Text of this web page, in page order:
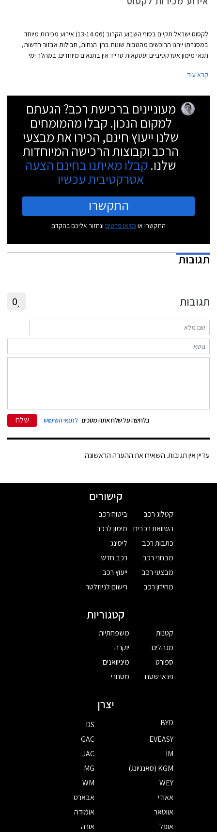
לקסוס ישראל תקיים בסוף השבוע הקרוב (13-14.06) אירוע מכירות מיוחד
במסגרתו ייהנו הרוכשים מהטבות שונות בהן: הנחות, חבילות אבזור חדשות,
תנאי מימון אטרקטיביים ועסקאות טרייד אין בתנאים מיוחדים. במהלך ימי
מתערוכת המיחזור "אישפח" של האמן רונן וסרמן. המבצע יתקיים באולמות
9:00 ויום ו' 15:00 - 8:30.
קרא עוד
מעוניינים ברכישת רכב? הגעתם
למקום הנכון. קבלו מהמומחים
שלנו ייעוץ חינם, הכירו את מבצעי
הרכב וקבוצות הרכישה המיוחדות
שלנו. קבלו מאיתנו בחינם הצעה
אטרקטיבית עכשיו
התקשרו
התקשרו או מלאו פרטים ונחזור אליכם בהקדם
תגובות
תגובות 0
בלחיצה על שלח אתה מסכים לתנאי השימוש שלח
עדיין אין תגובות. השאירו את ההערה הראשונה.
קישורים
קטלוג רכב
השוואת רכבים
כתבות רכב
מבחני רכב
מבצעי רכב
מחירון רכב
ביטוח רכב
מימון לרכב
ליסינג
רכב חדש
ייעוץ רכב
רישום לניוזלטר
קטגוריות
קטנות
מנהלים
ספורט
פנאי שטח
משפחתיות
יוקרה
מיניוואנים
מסחרי
יצרן
BYD
DS
EVEASY
GAC
IM
JAC
KGM (סאנגיונג)
MG
WEY
WM
אאודי
אבארט
אווטאר
אומודה
אופל
אורה